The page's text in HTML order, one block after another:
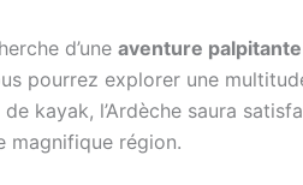
d’une aventure palpitante
pourrez explorer une
kayak, l’Ardèche saura
magnifique région.